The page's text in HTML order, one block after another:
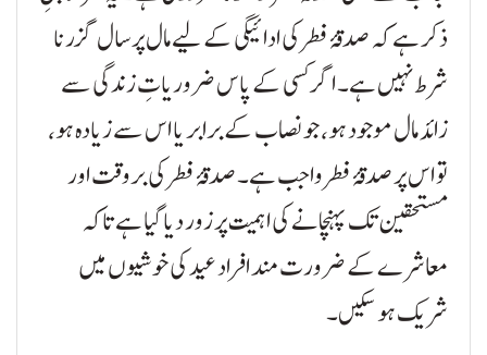
ذکر ہے کہ صدقۂ فطر کی ادائیگی کے لیے مال پر سال گزرنا
شرط نہیں ہے۔اگر کسی کے پاس ضروریاتِ زندگی سے
زائد مال موجود ہو، جو نصاب کے برابر یا اس سے زیادہ ہو،
تو اس پر صدقۂ فطر واجب ہے۔صدقۂ فطر کی بروقت اور
مستحقین تک پہنچانے کی اہمیت پر زور دیا گیا ہے تاکہ
معاشرے کے ضرورت مند افراد عید کی خوشیوں میں
شریک ہو سکیں۔